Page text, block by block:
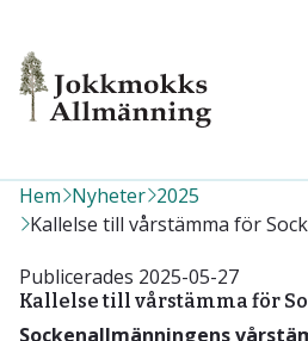
Hem Nyheter 2025
Kallelse till vårstämma för
Kallelse till vårstämma för
Publicerades 2025-05-27
Sockenallmänningens